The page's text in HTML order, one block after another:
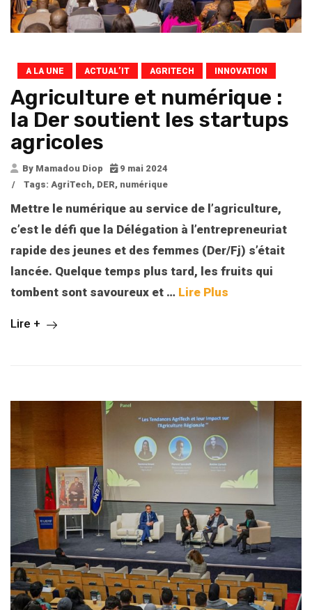
A LA UNE ACTUAL’IT AGRITECH INNOVATION
Agriculture et numérique :
la Der soutient les startups
agricoles
By Mamadou Diop
9 mai 2024
/
Tags: AgriTech, DER, numérique
Mettre le numérique au service de l’agriculture,
c’est le défi que la Délégation à l’entrepreneuriat
rapide des jeunes et des femmes (Der/Fj) s’était
lancée. Quelque temps plus tard, les fruits qui
tombent sont savoureux et … Lire Plus
Lire +